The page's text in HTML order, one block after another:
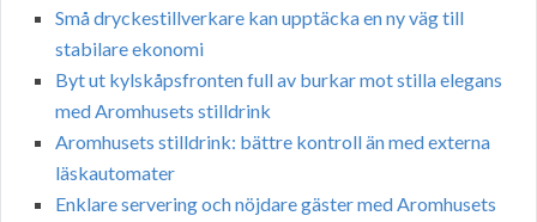
Små dryckestillverkare kan upptäcka en ny väg till
stabilare ekonomi
Byt ut kylskåpsfronten full av burkar mot stilla elegans
med Aromhusets stilldrink
Aromhusets stilldrink: bättre kontroll än med externa
läskautomater
Enklare servering och nöjdare gäster med Aromhusets